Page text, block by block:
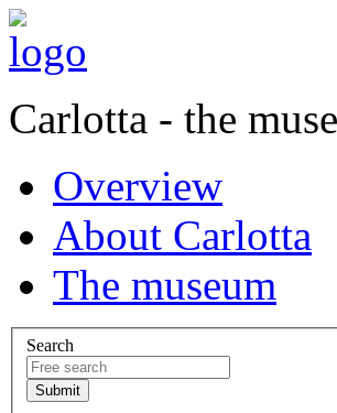
Carlotta - the
Overview
About Carlotta
The museum
Search